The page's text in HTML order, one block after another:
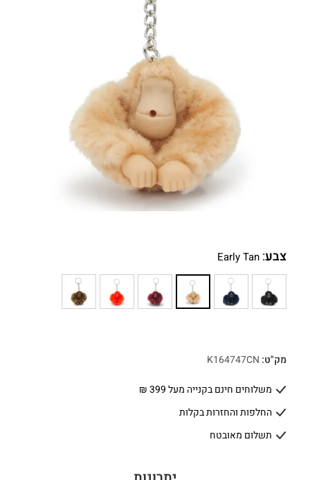
צבע:
Early Tan
מק"ט: K164747CN
משלוחים חינם בקנייה מעל 399 ₪
החלפות והחזרות בקלות
תשלום מאובטח